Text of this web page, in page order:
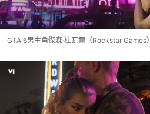
GTA 6男主角傑森·杜瓦爾（Rockstar Games）